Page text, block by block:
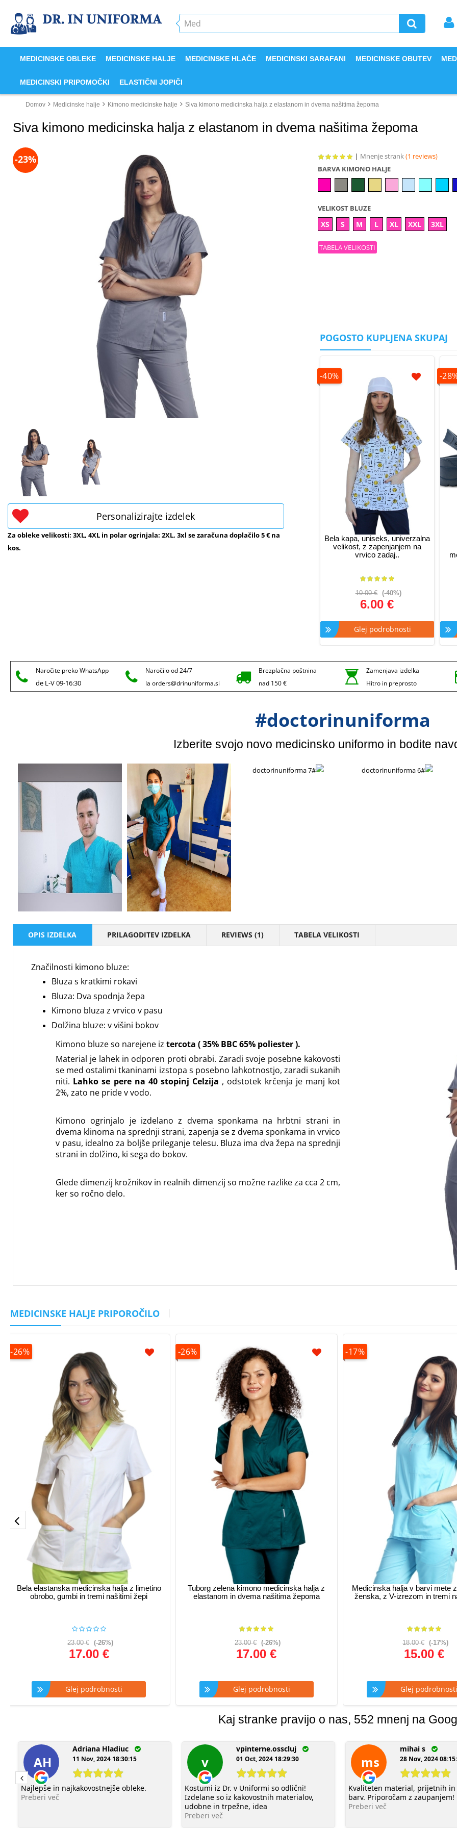
MEDICINSKE OBLEKE MEDICINSKE HALJE MEDICINSKE HLAČE MEDICINSKI SARAFANI MEDICINSKE OBUTEV
MEDICINSKI PRIPOMOČKI ELASTIČNI JOPIČI
Domov Medicinske halje Kimono medicinske halje Siva kimono medicinska halja z elastanom in dvema našitima žepoma
Siva kimono medicinska halja z elastanom in dvema našitima žepoma
-23%
Personalizirajte izdelek
Za obleke velikosti: 3XL, 4XL in polar ogrinjala: 2XL, 3xl se zaračuna doplačilo 5 € na
kos.
| Mnenje strank(1 reviews)
BARVA KIMONO HALJE
VELIKOST BLUZE
XS S M L XL XXL 3XL
TABELA VELIKOSTI
POGOSTO KUPLJENA SKUPAJ
-40%
Bela kapa, uniseks, univerzalna
velikost, z zapenjanjem na
vrvico zadaj..
10.00 € (-40%)
6.00 €
Glej podrobnosti
-
Naročite preko WhatsApp
de L-V 09-16:30
Naročilo od 24/7
la orders@drinuniforma.si
Brezplačna poštnina
nad 150 €
Zamenjava izdelka
Hitro in preprosto
#doctorinuniforma
Izberite svojo novo medicinsko uniformo in bodite
OPIS IZDELKA PRILAGODITEV IZDELKA REVIEWS (1) TABELA VELIKOSTI
Značilnosti kimono bluze:
Bluza s kratkimi rokavi
Bluza: Dva spodnja žepa
Kimono bluza z vrvico v pasu
Dolžina bluze: v višini bokov
Kimono bluze so narejene iztercota (35% BBC 65% poliester).
Material je lahek in odporen proti obrabi. Zaradi svoje posebne kakovosti
se med ostalimi tkaninami izstopa s posebno lahkotnostjo, zaradi sukanih
niti. Lahko se pere na 40 stopinj Celzija , odstotek krčenja je manj kot
2%, zato ne pride v vodo.
Kimono ogrinjalo je izdelano z dvema sponkama na hrbtni strani in
dvema klinoma na sprednji strani, zapenja se z dvema sponkama in vrvico
v pasu, idealno za boljše prileganje telesu. Bluza ima dva žepa na sprednji
strani in dolžino, ki sega do bokov.
Glede dimenzij krožnikov in realnih dimenzij so možne razlike za cca 2 cm,
ker so ročno delo.
MEDICINSKE HALJE PRIPOROČILO
-26%
Bela elastanska medicinska halja z limetino
obrobo, gumbi in tremi našitimi žepi
23.00 € (-26%)
17.00 €
Glej podrobnosti
-26%
Tuborg zelena kimono medicinska halja z
elastanom in dvema našitima žepoma
23.00 € (-26%)
17.00 €
Glej podrobnosti
-17%
Medicinska halja v barvi mete
ženska, z V-izrezom in tremi
18.00 € (-17%)
15.00 €
Glej podrobnosti
Kaj stranke pravijo o nas, 552 mnenj na
AH
Adriana Hladiuc
11 Nov, 2024 18:30:15
Najlepše in najkakovostnejše obleke.
Preberi več
v
vpinterne.osscluj
01 Oct, 2024 18:29:30
Kostumi iz Dr. v Uniformi so odlični!
Izdelane so iz kakovostnih materialov,
udobne in trpežne, idea
Preberi več
ms
mihai s
28 Nov, 2024
Kvaliteten material, prijetnih
barv. Priporočam z zaupanjem!
Preberi več